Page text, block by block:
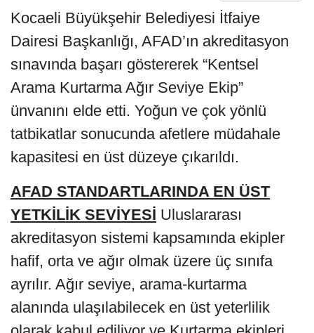
Kocaeli Büyükşehir Belediyesi İtfaiye
Dairesi Başkanlığı, AFAD’ın akreditasyon
sınavında başarı göstererek “Kentsel
Arama Kurtarma Ağır Seviye Ekip”
ünvanını elde etti. Yoğun ve çok yönlü
tatbikatlar sonucunda afetlere müdahale
kapasitesi en üst düzeye çıkarıldı.
AFAD STANDARTLARINDA EN ÜST
YETKİLİK SEVİYESİ Uluslararası
akreditasyon sistemi kapsamında ekipler
hafif, orta ve ağır olmak üzere üç sınıfa
ayrılır. Ağır seviye, arama-kurtarma
alanında ulaşılabilecek en üst yeterlilik